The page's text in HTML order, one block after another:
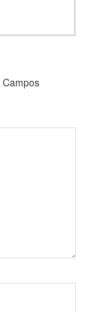
Campos